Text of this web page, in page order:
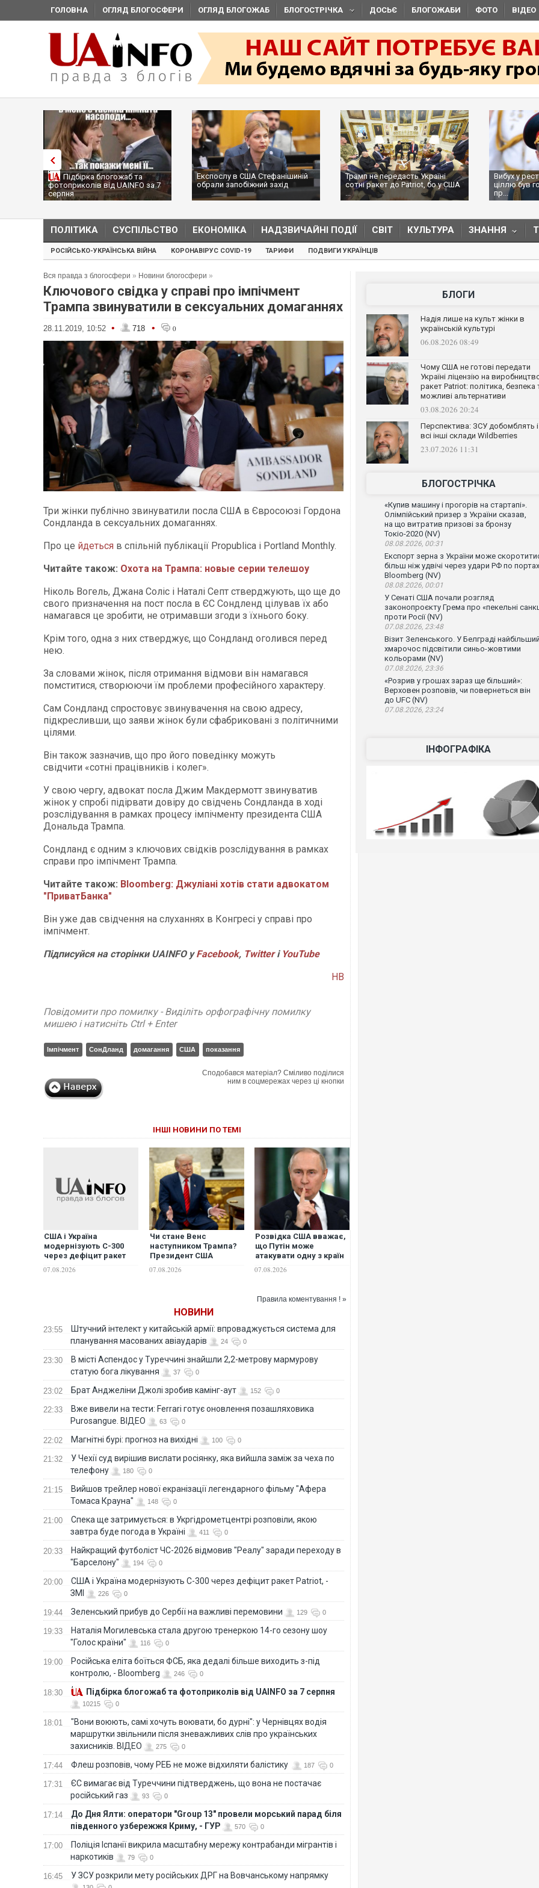
ГОЛОВНА ОГЛЯД БЛОГОСФЕРИ ОГЛЯД БЛОГОЖАБ БЛОГОСТРІЧКА ДОСЬЄ БЛОГОЖАБИ ФОТО ВІДЕО
Підбірка блогожаб та
фотоприколів від UAINFO за 7
серпня
Експослу в США Стефанішиній
обрали запобіжний захід
Трамп не передасть Україні
сотні ракет до Patriot, бо у США
...
Вибух у
ціллю був
пр...
ПОЛІТИКА СУСПІЛЬСТВО ЕКОНОМІКА НАДЗВИЧАЙНІ ПОДІЇ СВІТ КУЛЬТУРА ЗНАННЯ
РОСІЙСЬКО-УКРАЇНСЬКА ВІЙНА КОРОНАВІРУС COVID-19 ТАРИФИ ПОДВИГИ УКРАЇНЦІВ
Вся правда з блогосфери » Новини блогосфери »
Ключового свідка у справі про імпічмент
Трампа звинуватили в сексуальних домаганнях
28.11.2019, 10:52 • 718 • 0
Три жінки публічно звинуватили посла США в Євросоюзі Гордона
Сондланда в сексуальних домаганнях.
Про це йдеться в спільній публікації Propublica і Portland Monthly.
Читайте також: Охота на Трампа: новые серии телешоу
Ніколь Вогель, Джана Соліс і Наталі Септ стверджують, що ще до
свого призначення на пост посла в ЄС Сондленд цілував їх або
намагався це зробити, не отримавши згоди з їхнього боку.
Крім того, одна з них стверджує, що Сондланд оголився перед
нею.
За словами жінок, після отримання відмови він намагався
помститися, створюючи їм проблеми професійного характеру.
Сам Сондланд спростовує звинувачення на свою адресу,
підкресливши, що заяви жінок були сфабриковані з політичними
цілями.
Він також зазначив, що про його поведінку можуть
свідчити «сотні працівників і колег».
У свою чергу, адвокат посла Джим Макдермотт звинуватив
жінок у спробі підірвати довіру до свідчень Сондланда в ході
розслідування в рамках процесу імпічменту президента США
Дональда Трампа.
Сондланд є одним з ключових свідків розслідування в рамках
справи про імпічмент Трампа.
Читайте також: Bloomberg: Джуліані хотів стати адвокатом
"ПриватБанка"
Він уже дав свідчення на слуханнях в Конгресі у справі про
імпічмент.
Підписуйся на сторінки UAINFO уFacebook, Twitter і YouTube
НВ
Повідомити про помилку - Виділіть орфографічну помилку
мишею і натисніть Ctrl + Enter
Імпічмент СонДланд домагання США показання
Сподобався матеріал? Сміливо поділися
ним в соцмережах через ці кнопки
ІНШІ НОВИНИ ПО ТЕМІ
США і Україна
модернізують С-300
через дефіцит ракет
Patriot, - ЗМІ
07.08.2026
Чи стане Венс
наступником Трампа?
Президент США
неочікуваною заявою
07.08.2026
Розвідка США вважає,
що Путін може
атакувати одну з країн
WSJ
07.08.2026
Правила коментування ! »
НОВИНИ
23:55
Штучний інтелект у китайській армії: впроваджується система для
планування масованих авіаударів
24 0
23:30
В місті Аспендос у Туреччині знайшли 2,2-метрову мармурову
статую бога лікування
37 0
23:02 Брат Анджеліни Джолі зробив камінг-аут 152 0
22:33
Вже вивели на тести: Ferrari готує оновлення позашляховика
Purosangue. ВІДЕО
63 0
22:02 Магнітні бурі: прогноз на вихідні 100 0
21:32
У Чехії суд вирішив вислати росіянку, яка вийшла заміж за чеха по
телефону
180 0
21:15
Вийшов трейлер нової екранізації легендарного фільму "Афера
Томаса Крауна"
148 0
21:00
Спека ще затримується: в Укргідрометцентрі розповіли, якою
завтра буде погода в Україні
411 0
20:33
Найкращий футболіст ЧС-2026 відмовив "Реалу" заради переходу в
"Барселону"
194 0
20:00
США і Україна модернізують С-300 через дефіцит ракет Patriot, -
ЗМІ
226 0
19:44 Зеленський прибув до Сербії на важливі перемовини 129 0
19:33
Наталія Могилевська стала другою тренеркою 14-го сезону шоу
"Голос країни"
116 0
19:00
Російська еліта боїться ФСБ, яка дедалі більше виходить з-під
контролю, - Bloomberg
246 0
18:30 Підбірка блогожаб та фотоприколів від UAINFO за 7 серпня
10215 0
18:01
"Вони воюють, самі хочуть воювати, бо дурні": у Чернівцях водія
маршрутки звільнили після зневажливих слів про українських
захисників. ВІДЕО
275 0
17:44 Флеш розповів, чому РЕБ не може відхиляти балістику 187 0
17:31
ЄС вимагає від Туреччини підтверджень, що вона не постачає
російський газ
93 0
17:14
До Дня Ялти: оператори "Group 13" провели морський парад біля
південного узбережжя Криму, - ГУР
570 0
17:00
Поліція Іспанії викрила масштабну мережу контрабанди мігрантів і
наркотиків
79 0
16:45 У ЗСУ розкрили мету російських ДРГ на Вовчанському напрямку
БЛОГИ
Надія лише на культ жінки в
українській культурі
06.08.2026 08:49
Чому США не готові передати
Україні ліцензію на
ракет Patriot: політика, безпека
можливі альтернативи
03.08.2026 20:24
Перспектива: ЗСУ добомблять і
всі інші склади Wildberries
23.07.2026 11:31
БЛОГОСТРІЧКА
«Купив машину і прогорів на стартапі».
Олімпійський призер з України сказав,
на що витратив призові за бронзу
Токіо-2020 (NV)
08.08.2026, 00:31
Експорт зерна з України може
більш ніж удвічі через удари РФ по
Bloomberg (NV)
08.08.2026, 00:01
У Сенаті США почали розгляд
законопроєкту Грема про «пекельні
проти Росії (NV)
07.08.2026, 23:48
Візит Зеленського. У Белграді найбільший
хмарочос підсвітили синьо-жовтими
кольорами (NV)
07.08.2026, 23:36
«Розрив у грошах зараз ще більший»:
Верховен розповів, чи повернеться він
до UFC (NV)
07.08.2026, 23:24
ІНФОГРАФІКА